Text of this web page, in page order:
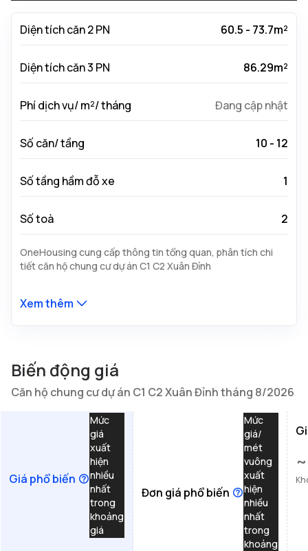
Diện tích căn 2 PN 60.5 - 73.7m²
Diện tích căn 3 PN 86.29m²
Phí dịch vụ/ m²/ tháng Đang cập nhật
Số căn/ tầng 10 - 12
Số tầng hầm đỗ xe 1
Số toà 2
OneHousing cung cấp thông tin tổng quan, phân tích chi
tiết căn hộ chung cư dự án C1 C2 Xuân Đỉnh
Xem thêm
Biến động giá
Căn hộ chung cư dự án C1 C2 Xuân Đỉnh tháng 8/2026
Giá phổ biến
Mức
giá
xuất
hiện
nhiều
nhất
trong
khoảng
giá
Đơn giá phổ biến
Mức
giá/
mét
vuông
xuất
hiện
nhiều
nhất
trong
khoảng
~